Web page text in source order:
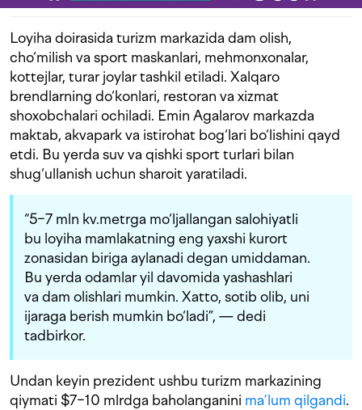
Loyiha doirasida turizm markazida dam olish,
cho‘milish va sport maskanlari, mehmonxonalar,
kottejlar, turar joylar tashkil etiladi. Xalqaro
brendlarning do‘konlari, restoran va xizmat
shoxobchalari ochiladi. Emin Agalarov markazda
maktab, akvapark va istirohat bog‘lari bo‘lishini qayd
etdi. Bu yerda suv va qishki sport turlari bilan
shug‘ullanish uchun sharoit yaratiladi.
“5−7 mln kv.metrga mo‘ljallangan salohiyatli
bu loyiha mamlakatning eng yaxshi kurort
zonasidan biriga aylanadi degan umiddaman.
Bu yerda odamlar yil davomida yashashlari
va dam olishlari mumkin. Xatto, sotib olib, uni
ijaraga berish mumkin bo‘ladi”, — dedi
tadbirkor.
Undan keyin prezident ushbu turizm markazining
qiymati $7−10 mlrdga baholanganini ma’lum qilgandi.